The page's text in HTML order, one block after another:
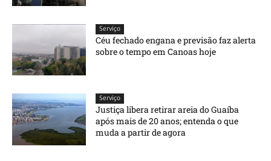
Serviço
Céu fechado engana e previsão faz alerta
sobre o tempo em Canoas hoje
Serviço
Justiça libera retirar areia do Guaíba
após mais de 20 anos; entenda o que
muda a partir de agora